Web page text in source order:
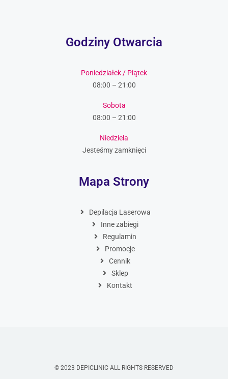
Godziny Otwarcia
Poniedziałek / Piątek
08:00 – 21:00
Sobota
08:00 – 21:00
Niedziela
Jesteśmy zamknięci
Mapa Strony
Depilacja Laserowa
Inne zabiegi
Regulamin
Promocje
Cennik
Sklep
Kontakt
© 2023 DEPICLINIC ALL RIGHTS RESERVED